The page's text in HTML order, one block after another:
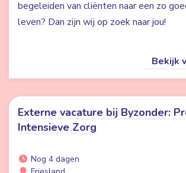
begeleiden van cliënten naar een zo
leven? Dan zijn wij op zoek naar jou!
Bekijk
Externe vacature bij Byzonder:
Intensieve Zorg
Nog 4 dagen